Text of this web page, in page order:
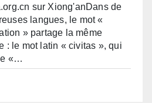
sur Xiong'anDans de
langues, le mot «
» partage la même
: le mot latin « civitas », qui
«…